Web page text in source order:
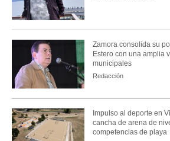
Zamora consolida su
Estero con una amplia
municipales
Redacción
Impulso al deporte en
cancha de arena de
competencias de playa